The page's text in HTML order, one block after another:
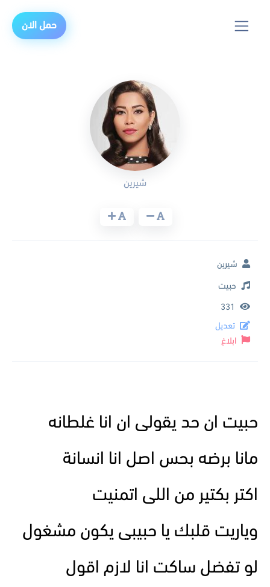
حمل الان
حبيت ان حد يقولى ان انا غلطانه
مانا برضه بحس اصل انا انسانة
اكتر بكتير من اللى اتمنيت
وياريت قلبك يا حبيبى يكون مشغول
لو تفضل ساكت انا لازم اقول
شيرين
شيرين
حبيت
331
تعديل
ابلاغ